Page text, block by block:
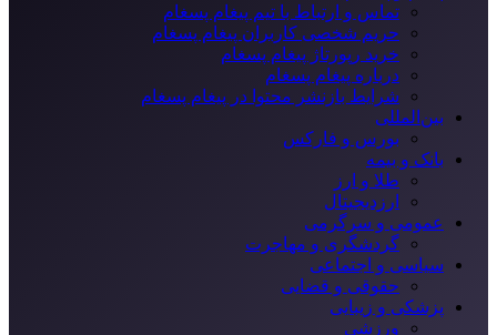
تماس و ارتباط با تیم پیغام پسغام
حریم شخصی کاربران پیغام پسغام
خرید رپورتاژ پیغام پسغام
درباره پیغام پسغام
شرایط بازنشر محتوا در پیغام پسغام
بین‌المللی
بورس و فارکس
بانک و بیمه
طلا و ارز
ارزدیجیتال
عمومی و سرگرمی
گردشگری و مهاجرت
سیاسی و اجتماعی
حقوقی و قضایی
پزشکی و زیبایی
ورزشی